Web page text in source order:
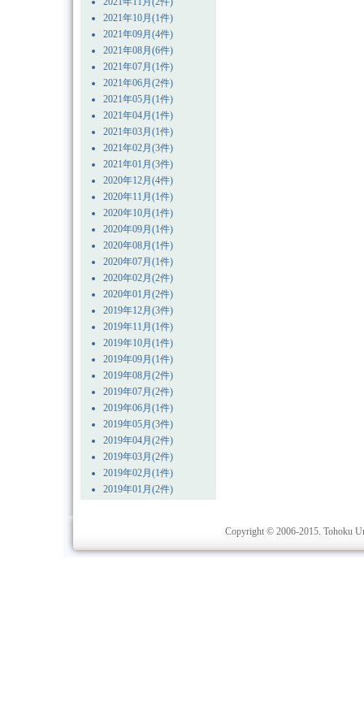
2021年10月(1件)
2021年09月(4件)
2021年08月(6件)
2021年07月(1件)
2021年06月(2件)
2021年05月(1件)
2021年04月(1件)
2021年03月(1件)
2021年02月(3件)
2021年01月(3件)
2020年12月(4件)
2020年11月(1件)
2020年10月(1件)
2020年09月(1件)
2020年08月(1件)
2020年07月(1件)
2020年02月(2件)
2020年01月(2件)
2019年12月(3件)
2019年11月(1件)
2019年10月(1件)
2019年09月(1件)
2019年08月(2件)
2019年07月(2件)
2019年06月(1件)
2019年05月(3件)
2019年04月(2件)
2019年03月(2件)
2019年02月(1件)
2019年01月(2件)
Copyright © 2006-2015. Tohoku